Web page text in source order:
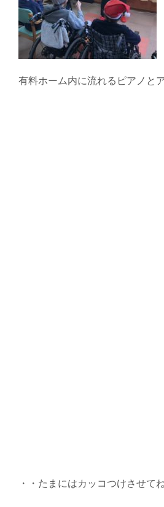
有料ホーム内に流れるピアノと
・・たまにはカッコつけさせてね